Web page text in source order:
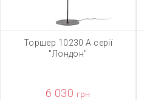
Торшер 10230 А серії
"Лондон"
6 030 грн